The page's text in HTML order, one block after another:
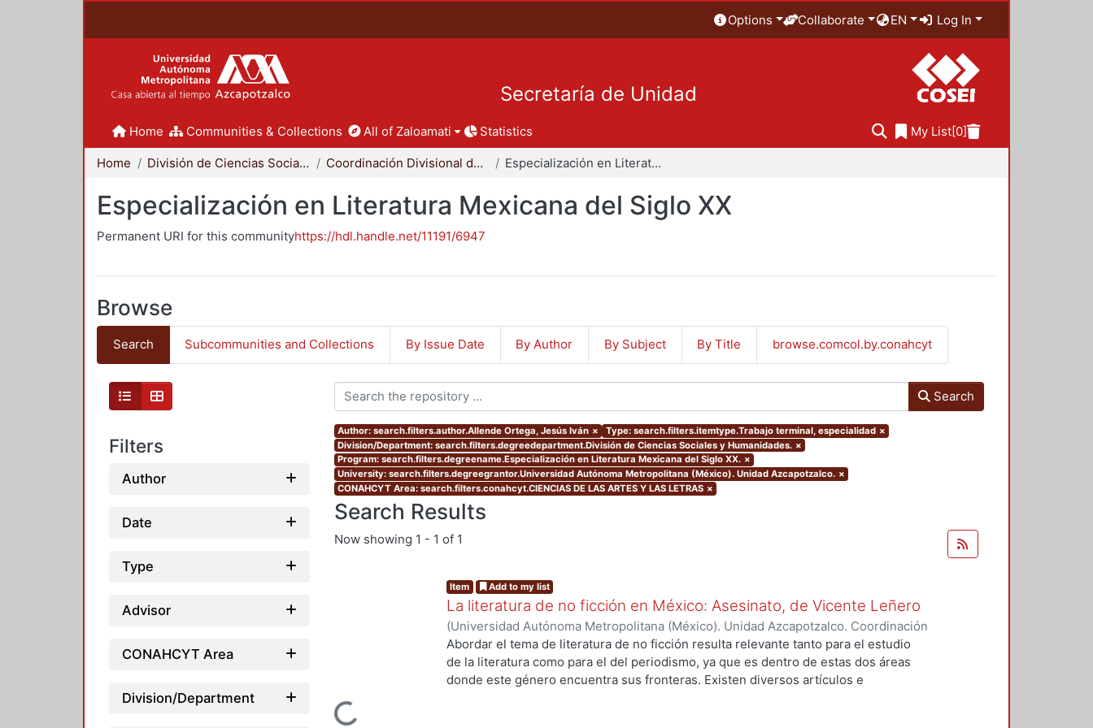
Options Collaborate EN Log In
Secretaría de Unidad
Home Communities & Collections All of Zaloamati Statistics My List[0]
Home División de Ciencias Sociales y Humanidades Coordinación Divisional de Posgrado Especialización en Literatura Mexicana del Siglo XX
Especialización en Literatura Mexicana del Siglo XX
Permanent URI for this communityhttps://hdl.handle.net/11191/6947
Browse
Search Subcommunities and Collections By Issue Date By Author By Subject By Title browse.comcol.by.conahcyt
Filters
Author
Date
Type
Advisor
CONAHCYT Area
Division/Department
Search
Author: search.filters.author.Allende Ortega, Jesús Iván × Type: search.filters.itemtype.Trabajo terminal, especialidad ×
Division/Department: search.filters.degreedepartment.División de Ciencias Sociales y Humanidades. ×
Program: search.filters.degreename.Especialización en Literatura Mexicana del Siglo XX. ×
University: search.filters.degreegrantor.Universidad Autónoma Metropolitana (México). Unidad Azcapotzalco. ×
CONAHCYT Area: search.filters.conahcyt.CIENCIAS DE LAS ARTES Y LAS LETRAS ×
Search Results
Now showing 1 - 1 of 1
Item Add to my list
La literatura de no ficción en México: Asesinato, de Vicente Leñero
(Universidad Autónoma Metropolitana (México). Unidad Azcapotzalco. Coordinación
de Servicios de Información.,2023-10)Allende Ortega, Jesús Iván
Abordar el tema de literatura de no ficción resulta relevante tanto para el estudio
de la literatura como para el del periodismo, ya que es dentro de estas dos áreas
donde este género encuentra sus fronteras. Existen diversos artículos e